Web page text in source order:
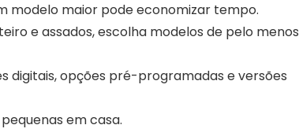
modelo maior pode economizar tempo.
e assados, escolha modelos de pelo menos
digitais, opções pré-programadas e versões
em casa.